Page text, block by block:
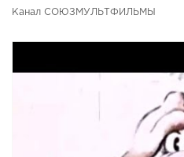
Канал СОЮЗМУЛЬТФИЛЬМЫ